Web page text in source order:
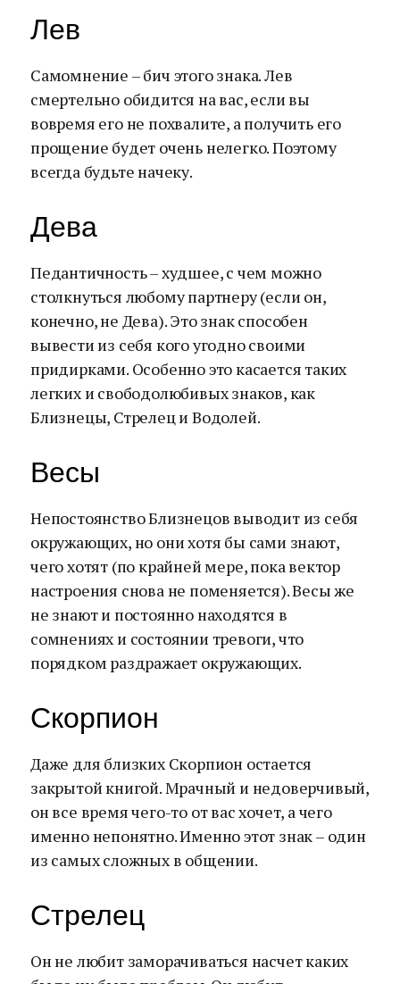
Лев
Самомнение – бич этого знака. Лев
смертельно обидится на вас, если вы
вовремя его не похвалите, а получить его
прощение будет очень нелегко. Поэтому
всегда будьте начеку.
Дева
Педантичность – худшее, с чем можно
столкнуться любому партнеру (если он,
конечно, не Дева). Это знак способен
вывести из себя кого угодно своими
придирками. Особенно это касается таких
легких и свободолюбивых знаков, как
Близнецы, Стрелец и Водолей.
Весы
Непостоянство Близнецов выводит из себя
окружающих, но они хотя бы сами знают,
чего хотят (по крайней мере, пока вектор
настроения снова не поменяется). Весы же
не знают и постоянно находятся в
сомнениях и состоянии тревоги, что
порядком раздражает окружающих.
Скорпион
Даже для близких Скорпион остается
закрытой книгой. Мрачный и недоверчивый,
он все время чего-то от вас хочет, а чего
именно непонятно. Именно этот знак – один
из самых сложных в общении.
Стрелец
Он не любит заморачиваться насчет каких